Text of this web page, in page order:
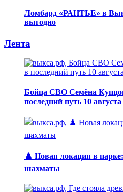
Ломбард «РАНТЬЕ» в
выгодно
Лента
Бойца СВО Семёна
последний путь 10 августа
♟️ Новая локация в
шахматы